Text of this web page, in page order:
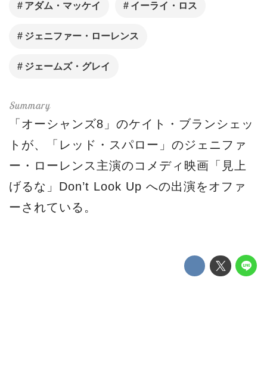
アダム・マッケイ イーライ・ロス
ジェニファー・ローレンス
ジェームズ・グレイ
「オーシャンズ8」のケイト・ブランシェッ
トが、「レッド・スパロー」のジェニファ
ー・ローレンス主演のコメディ映画「見上
げるな」Don’t Look Up への出演をオファ
ーされている。